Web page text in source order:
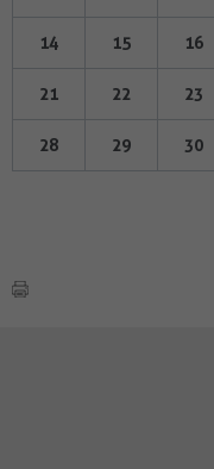
14 15 16
21 22 23
28 29 30